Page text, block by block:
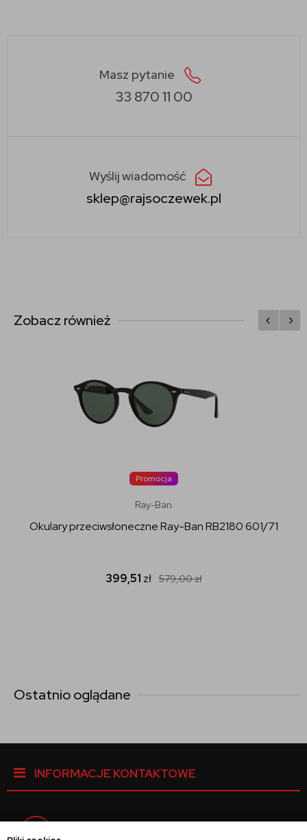
Masz pytanie
33 870 11 00
Wyślij wiadomość
sklep@rajsoczewek.pl
Zobacz również
Promocja
Ray-Ban
Okulary przeciwsłoneczne Ray-Ban RB2180 601/71
399,51 zł 579,00zł
Ostatnio oglądane
INFORMACJE KONTAKTOWE